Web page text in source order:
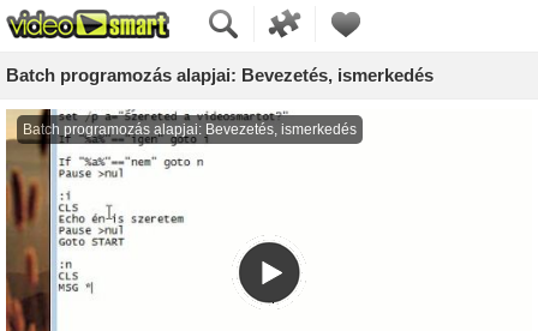
Batch programozás alapjai: Bevezetés, ismerkedés